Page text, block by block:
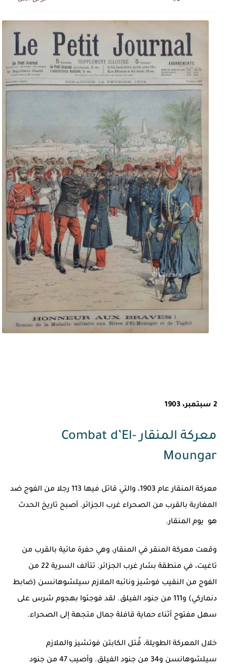
2 سبتمبر، 1903
معركة المنقار Combat d’El-
Moungar
معركة المنقار عام 1903، والتي قاتل فيها 113 رجلا من الفوج ضد
المغاربة بالقرب من الصحراء غرب الجزائر. أصبح تاريخ الحدث
هو يوم المنقار.
وقعت معركة المنقر في المنقار، وهي حفرة مائية بالقرب من
تاغيت، في منطقة بشار غرب الجزائر. تتألف السرية 22 من
الفوج من النقيب فوشيز ونائبه الملازم سيلشوهانسن (ضابط
دنماركي) و111 من جنود الفيلق. لقد فوجئوا بهجوم شرس على
سهل مفتوح أثناء حماية قافلة جمال متجهة إلى الصحراء.
خلال المعركة الطويلة، قُتل الكابتن فوتشيز والملازم
سيلشوهانسن و34 من جنود الفيلق. وأصيب 47 من جنود